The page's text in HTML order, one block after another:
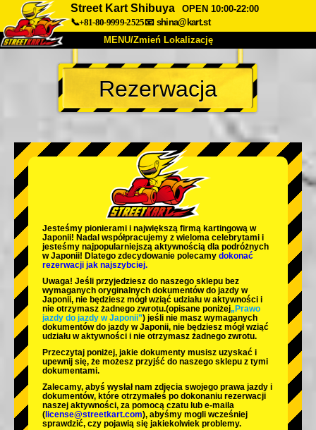
Street Kart Shibuya
OPEN 10:00-22:00
📞+81-80-9999-2525📧 shina@kart.st
MENU/Zmień Lokalizację
TOP
O nas Specyfikacja Cena
Firma Rezerwacja
Zmień Lokalizację
Tokyo Shinagawa Tokyo Akihabara#1
Tokyo Akihabara#2
Tokyo Shibuya Annex Tokyo Bay
Tokyo Asakusa Osaka
Okinawa
Rezerwacja
Jesteśmy pionierami i największą firmą kartingową w
Japonii! Nadal współpracujemy z wieloma celebrytami i
jesteśmy najpopularniejszą aktywnością dla podróżnych
w Japonii! Dlatego zdecydowanie polecamy dokonać
rezerwacji jak najszybciej.
Uwaga! Jeśli przyjedziesz do naszego sklepu bez
wymaganych oryginalnych dokumentów do jazdy w
Japonii, nie będziesz mógł wziąć udziału w aktywności i
nie otrzymasz żadnego zwrotu.(opisane poniżej„Prawo
jazdy do jazdy w Japonii”) jeśli nie masz wymaganych
dokumentów do jazdy w Japonii, nie będziesz mógł wziąć
udziału w aktywności i nie otrzymasz żadnego zwrotu.
Przeczytaj poniżej, jakie dokumenty musisz uzyskać i
upewnij się, że możesz przyjść do naszego sklepu z tymi
dokumentami.
Zalecamy, abyś wysłał nam zdjęcia swojego prawa jazdy i
dokumentów, które otrzymałeś po dokonaniu rezerwacji
naszej aktywności, za pomocą czatu lub e-maila
( license@streetkart.com), abyśmy mogli wcześniej
sprawdzić, czy pojawią się jakiekolwiek problemy.